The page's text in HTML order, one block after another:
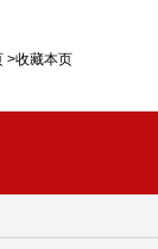
>收藏本页